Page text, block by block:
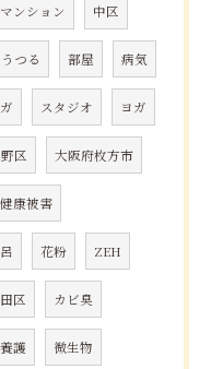
ンション 中区
うつる 部屋 病気
スタジオ ヨガ
区 大阪府枚方市
健康被害
花粉 ZEH
区 カビ臭
護 微生物